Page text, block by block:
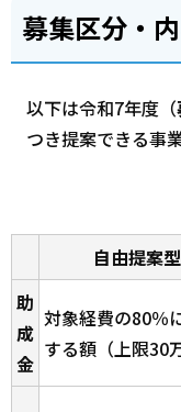
募集区分・
以下は令和7年度（
つき提案できる事
自由提案型
助
成
金
対象経費の80％
する額（上限30